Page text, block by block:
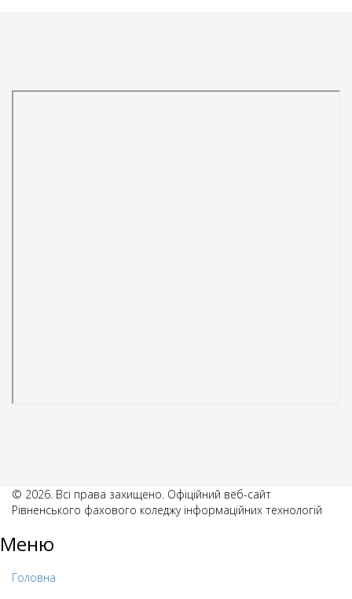
© 2026. Всі права захищено. Офіційний веб-сайт
Рівненського фахового коледжу інформаційних технологій
Меню
Головна